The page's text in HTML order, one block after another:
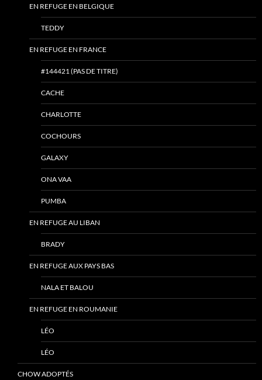
EN REFUGE EN BELGIQUE
TEDDY
EN REFUGE EN FRANCE
#144421 (PAS DE TITRE)
CACHE
CHARLOTTE
COCHOURS
GALAXY
ONA VAA
PUMBA
EN REFUGE AU LIBAN
BRADY
EN REFUGE AUX PAYS BAS
NALA ET BALOU
EN REFUGE EN ROUMANIE
LÉO
LÉO
CHOW ADOPTÉS